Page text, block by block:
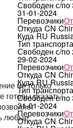
Свободен с/по
31-01-2024
Перевозчики
Откуда CN
Куда RU
Тип транспорта
Свободен с/по
29-02-2024
Перевозчики
Откуда CN
Куда RU
Тип транспорта
Свободен с/по
31-01-2024
Перевозчики
Откуда CN
не только
готовы указать
любые